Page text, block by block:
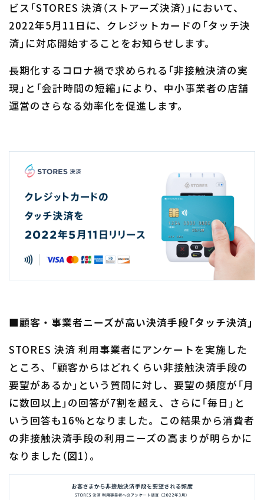
ビス「STORES 決済（ストアーズ決済）」において、
2022年5月11日に、クレジットカードの「タッチ決
済」に対応開始することをお知らせします。
長期化するコロナ禍で求められる「非接触決済の実
現」と「会計時間の短縮」により、中小事業者の店舗
運営のさらなる効率化を促進します。
■顧客・事業者ニーズが高い決済手段「タッチ決済」
STORES 決済 利用事業者にアンケートを実施した
ところ、「顧客からはどれくらい非接触決済手段の
要望があるか」という質問に対し、要望の頻度が「月
に数回以上」の回答が7割を超え、さらに「毎日」と
いう回答も16%となりました。この結果から消費者
の非接触決済手段の利用ニーズの高まりが明らかに
なりました（図1）。